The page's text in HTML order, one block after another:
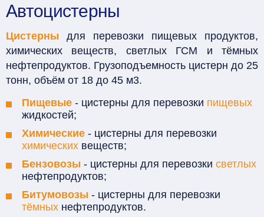
Автоцистерны
Цистерны для перевозки пищевых продуктов,
химических веществ, светлых ГСМ и тёмных
нефтепродуктов. Грузоподъемность цистерн до 25
тонн, объём от 18 до 45 м3.
Пищевые - цистерны для перевозки пищевых
жидкостей;
Химические - цистерны для перевозки
химических веществ;
Бензовозы - цистерны для перевозки светлых
нефтепродуктов;
Битумовозы - цистерны для перевозки
тёмных нефтепродуктов.